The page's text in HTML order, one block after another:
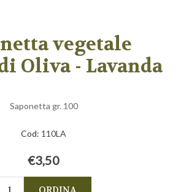
vegetale
Oliva - Lavanda
Saponetta gr. 100
Cod: 110LA
€3,50